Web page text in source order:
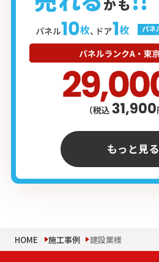
もっと見る
HOME 施工事例 建設業様